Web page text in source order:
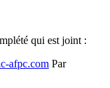
qui est joint :
afpc.com Par